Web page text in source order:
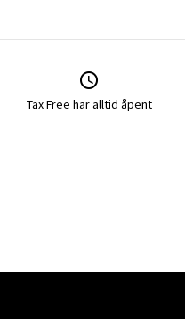
Tax Free har alltid åpent